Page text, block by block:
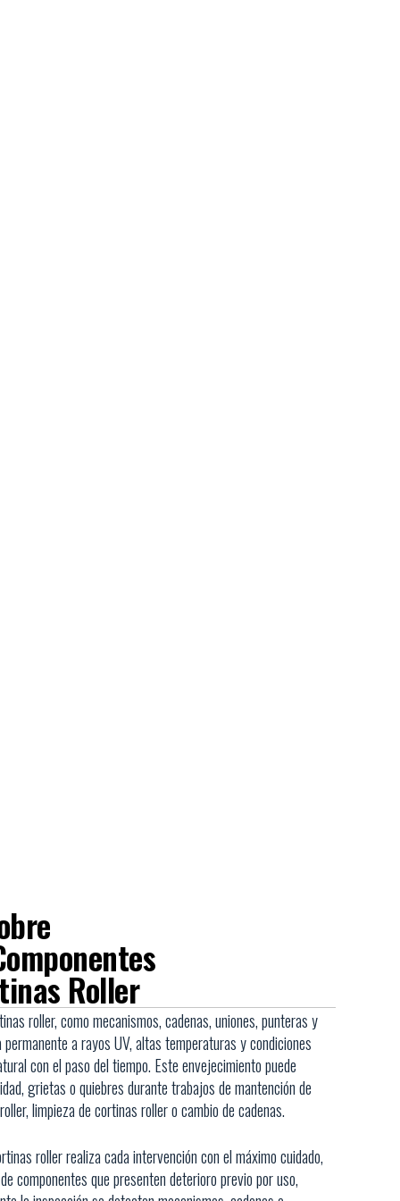
Roller
roller, como mecanismos, cadenas, uniones, punteras y
a rayos UV, altas temperaturas y condiciones
con el paso del tiempo. Este envejecimiento puede
grietas o quiebres durante trabajos de mantención de
limpieza de cortinas roller o cambio de cadenas.
roller realiza cada intervención con el máximo cuidado,
componentes que presenten deterioro previo por uso,